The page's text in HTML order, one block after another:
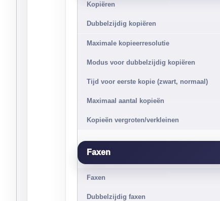
Kopiëren
Dubbelzijdig kopiëren
Maximale kopieerresolutie
Modus voor dubbelzijdig kopiëren
Tijd voor eerste kopie (zwart, normaal)
Maximaal aantal kopieën
Kopieën vergroten/verkleinen
Faxen
Faxen
Dubbelzijdig faxen